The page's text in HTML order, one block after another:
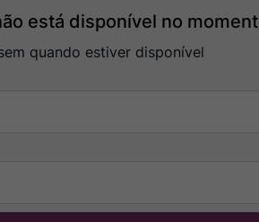
está disponível no
quando estiver disponível